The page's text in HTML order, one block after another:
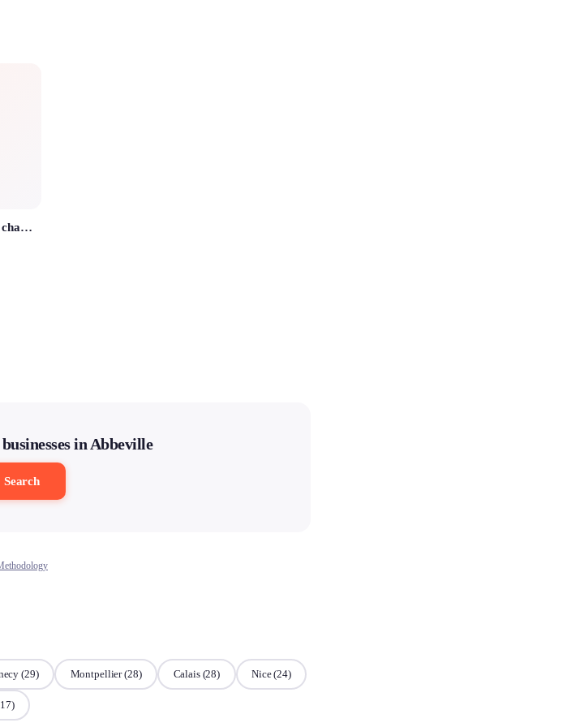
Les Aires en Scènes, Gîtes et chambres insolites avec SPAS privés et location de vélos Baie de Somme
in Abbeville
Search
(29) Montpellier(28) Calais(28) Nice(24)